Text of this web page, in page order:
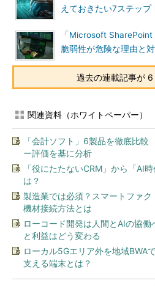
えておきたい7ステップ
「Microsoft
脆弱性が危険な理由と
過去の連載記事が
関連資料（ホワイトペーパー）
「会計ソフト」6製品を徹底比
ー評価を基に分析
「役にたたないCRM」から「AI
は？
製造業では必須？スマートファ
機材接続方法とは
ローコード開発は人間とAIの協
と利益はどう変わる
ローカル5Gエリア外を地域BWA
支える端末とは？